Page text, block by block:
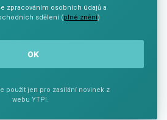
zpracováním osobních údajů a
sdělení (plné znění)
použit jen pro zasílání novinek z
webu YTPI.